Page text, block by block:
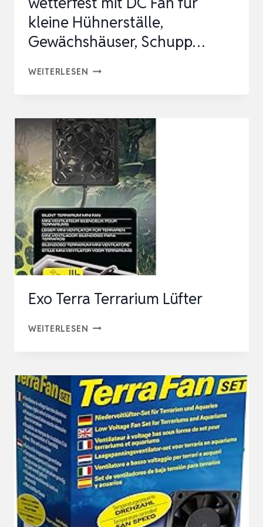
kleine Hühnerställe,
Gewächshäuser, Schupp…
WEITERLESEN SOLARPANEL
12W
WETTERFEST
MIT
DC
FAN
FÜR
KLEINE
HÜHNERSTÄLLE,
GEWÄCHSHÄUSER,
Exo Terra Terrarium Lüfter
WEITERLESEN EXO
LÜFTER